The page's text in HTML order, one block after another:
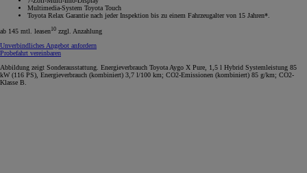
Multimedia-System Toyota Touch
Toyota Relax Garantie nach jeder Inspektion bis zu einem Fahrzeugalter von 15 Jahren*.
ab 145 mtl. leasen10 zzgl. Anzahlung
Unverbindliches Angebot anfordern
Probefahrt vereinbaren
Abbildung zeigt Sonderausstattung. Energieverbrauch Toyota Aygo X Pure, 1,5 l Hybrid Systemleistung 85
kW (116 PS), Energieverbrauch (kombiniert) 3,7 l/100 km; CO2-Emissionen (kombiniert) 85 g/km; CO2-
Klasse B.